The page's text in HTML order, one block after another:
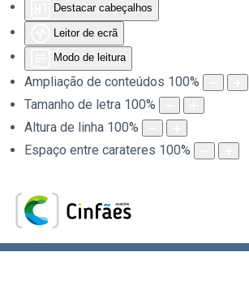
Destacar cabeçalhos
Leitor de ecrã
Modo de leitura
Ampliação de conteúdos 100%
Tamanho de letra 100%
Altura de linha 100%
Espaço entre carateres 100%
.